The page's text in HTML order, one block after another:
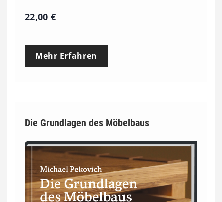
22,00€
Mehr Erfahren
Die Grundlagen des Möbelbaus